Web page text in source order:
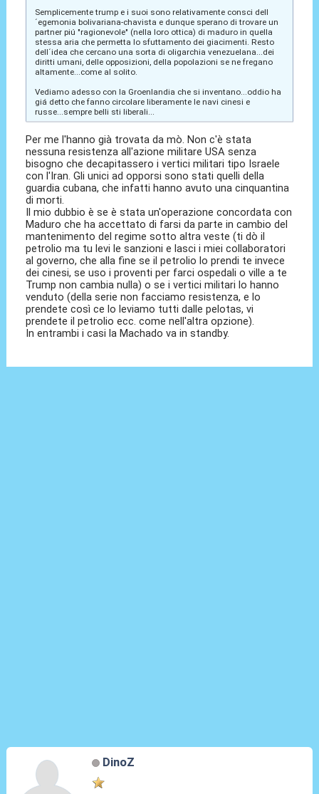
Semplicemente trump e i suoi sono relativamente consci dell
´egemonia bolivariana-chavista e dunque sperano di trovare un
partner piú "ragionevole" (nella loro ottica) di maduro in quella
stessa aria che permetta lo sfuttamento dei giacimenti. Resto
dell´idea che cercano una sorta di oligarchia venezuelana...dei
diritti umani, delle opposizioni, della popolazioni se ne fregano
altamente...come al solito.
Vediamo adesso con la Groenlandia che si inventano...oddio ha
giá detto che fanno circolare liberamente le navi cinesi e
russe...sempre belli sti liberali...
Per me l'hanno già trovata da mò. Non c'è stata
nessuna resistenza all'azione militare USA senza
bisogno che decapitassero i vertici militari tipo Israele
con l'Iran. Gli unici ad opporsi sono stati quelli della
guardia cubana, che infatti hanno avuto una cinquantina
di morti.
Il mio dubbio è se è stata un'operazione concordata con
Maduro che ha accettato di farsi da parte in cambio del
mantenimento del regime sotto altra veste (ti dò il
petrolio ma tu levi le sanzioni e lasci i miei collaboratori
al governo, che alla fine se il petrolio lo prendi te invece
dei cinesi, se uso i proventi per farci ospedali o ville a te
Trump non cambia nulla) o se i vertici militari lo hanno
venduto (della serie non facciamo resistenza, e lo
prendete così ce lo leviamo tutti dalle pelotas, vi
prendete il petrolio ecc. come nell'altra opzione).
In entrambi i casi la Machado va in standby.
DinoZ